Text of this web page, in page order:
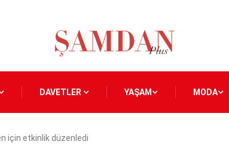
DAVETLER YAŞAM MODA
için etkinlik düzenledi